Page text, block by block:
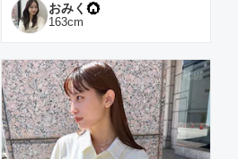
おみく
163cm